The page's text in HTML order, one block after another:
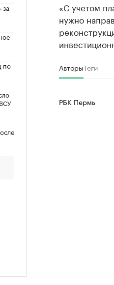
за
по
«С учетом
нужно
АвторыТеги
РБК Пермь